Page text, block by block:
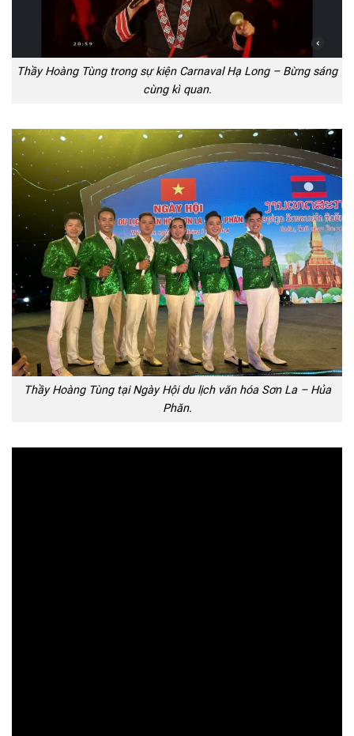
Thầy Hoàng Tùng trong sự kiện Carnaval Hạ Long – Bừng sáng
cùng kì quan.
Thầy Hoàng Tùng tại Ngày Hội du lịch văn hóa Sơn La – Hủa
Phăn.